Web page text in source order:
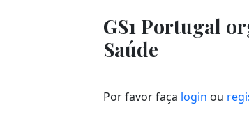
GS1 Portugal
Saúde
Por favor faça login ou